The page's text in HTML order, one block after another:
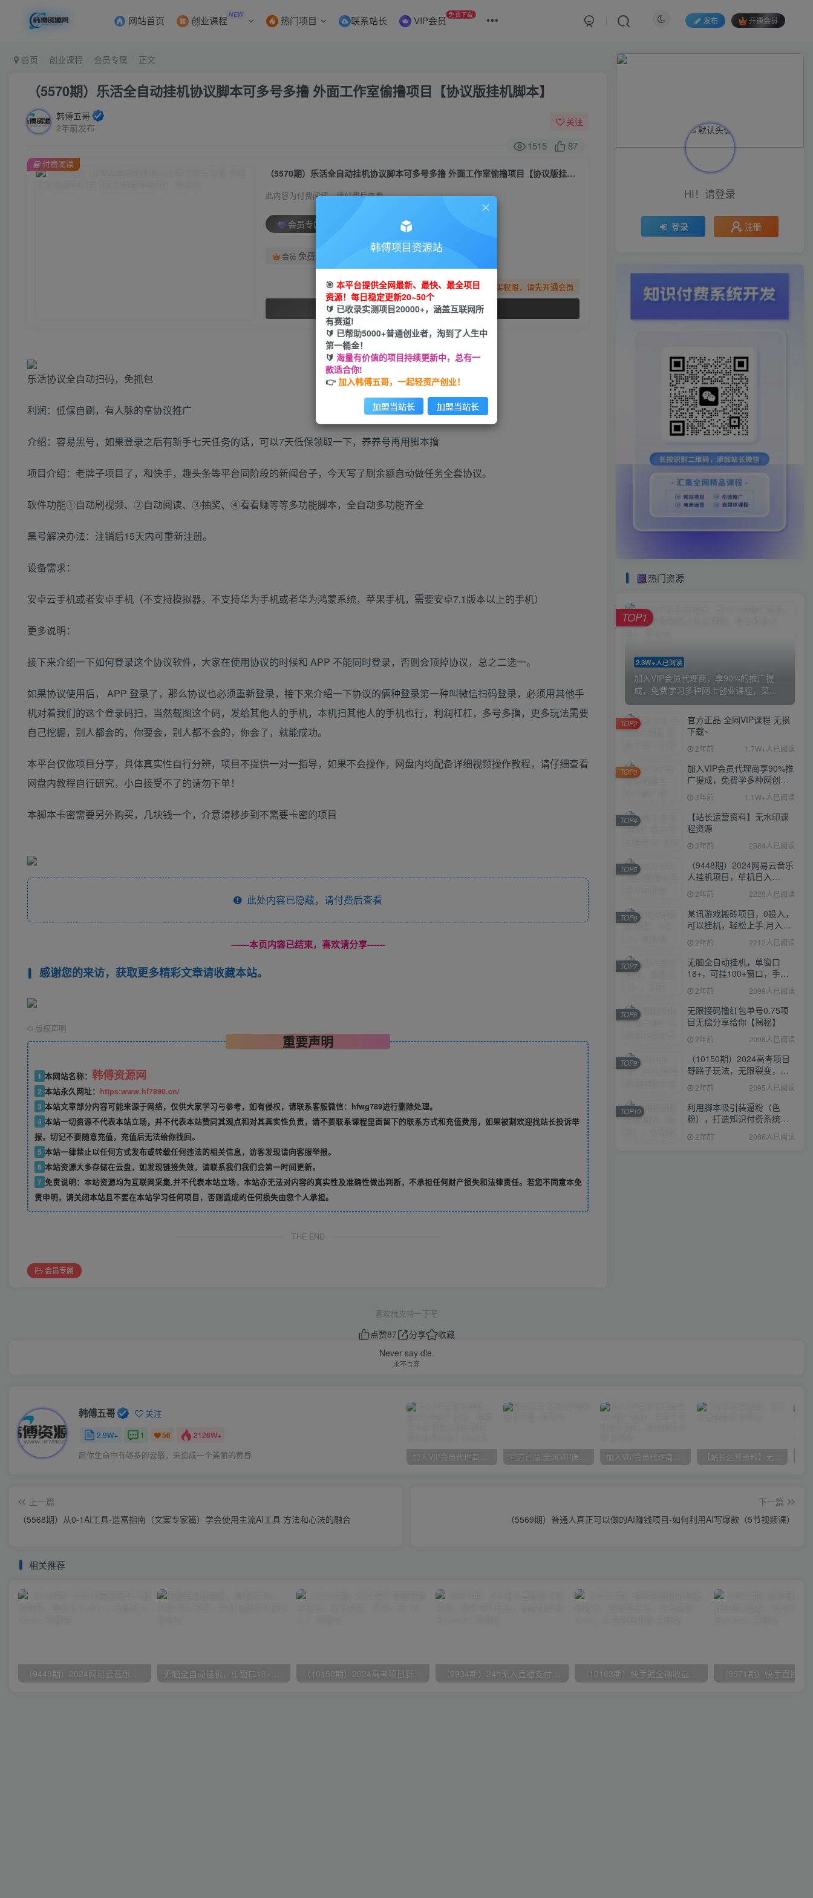
网站首页 创业课程 NEW 热门项目 联系站长 VIP会员 免费下载
发布 开通会员
首页 创业课程 会员专属 正文
（5570期）乐活全自动挂机协议脚本可多号多撸 外面工作室偷撸项目【协议版挂机脚本】
韩傅五哥
2年前发布
关注
1515 87
（5570期）乐活全自动挂机协议脚本可多号多撸 外面工作室偷撸项目【协议版挂机脚本】
此内容为付费阅读，请付费后查看
会员专属资源
会员 免费
您暂无购买权限，请先开通会员
开通会员
付费阅读
乐活协议全自动扫码，免抓包
利润：低保自刷，有人脉的拿协议推广
介绍：容易黑号，如果登录之后有新手七天任务的话，可以7天低保领取一下，养养号再用脚本撸
项目介绍：老牌子项目了，和快手，趣头条等平台同阶段的新闻台子，今天写了刷余额自动做任务全套协议。
软件功能①自动刷视频、②自动阅读、③抽奖、④看看赚等等多功能脚本，全自动多功能齐全
黑号解决办法：注销后15天内可重新注册。
设备需求：
安卓云手机或者安卓手机（不支持模拟器，不支持华为手机或者华为鸿蒙系统，苹果手机，需要安卓7.1版本以上的手机）
更多说明：
接下来介绍一下如何登录这个协议软件，大家在使用协议的时候和 APP 不能同时登录，否则会顶掉协议，总之二选一。
如果协议使用后， APP 登录了，那么协议也必须重新登录，接下来介绍一下协议的俩种登录第一种叫微信扫码登录，必须用其他手
机对着我们的这个登录码扫，当然截图这个码，发给其他人的手机，本机扫其他人的手机也行，利润杠杠，多号多撸，更多玩法需要
自己挖掘，别人都会的，你要会，别人都不会的，你会了，就能成功。
本平台仅做项目分享，具体真实性自行分辨，项目不提供一对一指导，如果不会操作，网盘内均配备详细视频操作教程，请仔细查看
网盘内教程自行研究，小白接受不了的请勿下单！
本脚本卡密需要另外购买，几块钱一个，介意请移步到不需要卡密的项目
此处内容已隐藏，请付费后查看
------本页内容已结束，喜欢请分享------
感谢您的来访，获取更多精彩文章请收藏本站。
© 版权声明
重要声明
1 本网站名称： 韩傅资源网
2 本站永久网址： https:www.hf7890.cn/
3 本站文章部分内容可能来源于网络，仅供大家学习与参考，如有侵权，请联系客服微信：hfwg789进行删除处理。
4 本站一切资源不代表本站立场，并不代表本站赞同其观点和对其真实性负责，请不要联系课程里面留下的联系方式和充值费用，如果被割欢迎找站长投诉举
报。切记不要随意充值，充值后无法给你找回。
5 本站一律禁止以任何方式发布或转载任何违法的相关信息，访客发现请向客服举报。
6 本站资源大多存储在云盘，如发现链接失效，请联系我们我们会第一时间更新。
7 免责说明：本站资源均为互联网采集,并不代表本站立场，本站亦无法对内容的真实性及准确性做出判断，不承担任何财产损失和法律责任。若您不同意本免
责申明，请关闭本站且不要在本站学习任何项目，否则造成的任何损失由您个人承担。
THE END
会员专属
喜欢就支持一下吧
点赞87 分享
收藏
Never say die.
永不言弃
韩傅五哥 关注
2.9W+ 1 56 3126W+
愿你生命中有够多的云翳，来造成一个美丽的黄昏 加入VIP会员代理商，享90%的推广提成，免费学习多种网上创业课程，菜鸟秒变大神！ 官方正品 全网VIP课程 无损下载~ 加入VIP会员代理商享90%推广提成，免费学多种网创课程，菜鸟秒变大神 【站长运营资料】无水印课程资源
上一篇
（5568期）从0-1AI工具-造富指南（文案专家篇）学会使用主流AI工具 方法和心法的融合
下一篇
（5569期）普通人真正可以做的AI赚钱项目-如何利用AI写爆款（5节视频课）
相关推荐
HI！请登录
登录 注册
热门资源
2.3W+人已阅读
加入VIP会员代理商，享90%的推广提
成，免费学习多种网上创业课程，菜...
TOP1
官方正品 全网VIP课程 无损
下载~
2年前 1.7W+人已阅读
TOP2
加入VIP会员代理商享90%推
广提成，免费学多种网创课
程，菜鸟秒变大神
3年前 1.1W+人已阅读
TOP3
【站长运营资料】无水印课
程资源
3年前 2584人已阅读
TOP4
（9448期）2024网易云音乐
人挂机项目，单机日入
150+，无脑月入5000+
2年前 2229人已阅读
TOP5
某讯游戏搬砖项目，0投入，
可以挂机，轻松上手,月入
3000+上不封顶
2年前 2212人已阅读
TOP6
无脑全自动挂机，单窗口
18+，可挂100+窗口，手机
电脑均可操作
2年前 2099人已阅读
TOP7
无限接码撸红包单号0.75项
目无偿分享给你【揭秘】
2年前 2098人已阅读
TOP8
（10150期）2024高考项目
野路子玩法，无限裂变，最
高一天1W＋！
2年前 2095人已阅读
TOP9
利用脚本吸引装逼粉（色
粉），打造知识付费系统，
附388元美女写真项目
2年前 2086人已阅读
TOP10
韩傅项目资源站
🎯 本平台提供全网最新、最快、最全项目
资源！每日稳定更新20~50个
🔰 已收录实测项目20000+，涵盖互联网所
有赛道!
🔰 已帮助5000+普通创业者，淘到了人生中
第一桶金！
🔰 海量有价值的项目持续更新中，总有一
款适合你!
👉加入韩傅五哥，一起轻资产创业！
加盟当站长 加盟当站长